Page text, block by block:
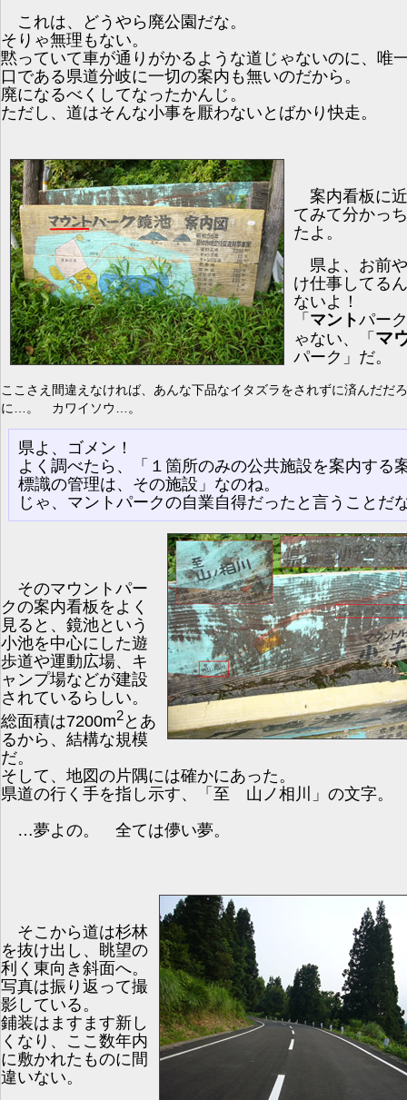
これは、どうやら廃公園だな。
そりゃ無理もない。
黙っていて車が通りがかるような道じゃないのに、唯
口である県道分岐に一切の案内も無いのだから。
廃になるべくしてなったかんじ。
ただし、道はそんな小事を厭わないとばかり快走。
案内看板に
てみて分かっ
たよ。
県よ、お前
け仕事してる
ないよ！
「 マントパー
ゃない、「 マ
パーク」だ。
ここさえ間違えなければ、あんな下品なイタズラをされずに済んだだ
に…。 カワイソウ…。
県よ、ゴメン！
よく調べたら、「１箇所のみの公共施設を案内する
標識の管理は、その施設」なのね。
じゃ、マントパークの自業自得だったと言うことだ
そのマウントパー
クの案内看板をよく
見ると、鏡池という
小池を中心にした遊
歩道や運動広場、キ
ャンプ場などが建設
されているらしい。
総面積は7200m2とあ
るから、結構な規模
だ。
そして、地図の片隅には確かにあった。
県道の行く手を指し示す、「至 山ノ相川」の文字。
…夢よの。 全ては儚い夢。
そこから道は杉林
を抜け出し、眺望の
利く東向き斜面へ。
写真は振り返って撮
影している。
鋪装はますます新し
くなり、ここ数年内
に敷かれたものに間
違いない。